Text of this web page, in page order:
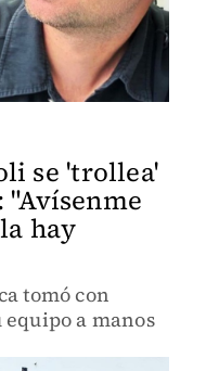
se 'trollea'
"Avísenme
hay
tomó con